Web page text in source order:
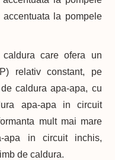
la pompele
care ofera un
relativ constant, pe
caldura apa-apa, cu
apa-apa in circuit
mult mai mare
apa in circuit inchis,
de caldura.